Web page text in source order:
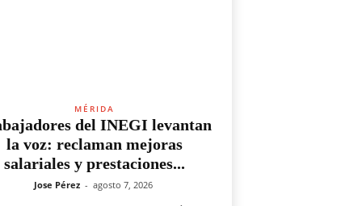
MÉRIDA
del INEGI levantan
la voz: reclaman mejoras
salariales y prestaciones...
Jose Pérez - agosto 7, 2026